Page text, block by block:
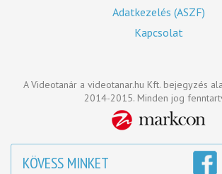
Adatkezelés (ASZF)
Kapcsolat
A Videotanár a videotanar.hu Kft. bejegyzés
2014-2015. Minden jog
KÖVESS MINKET